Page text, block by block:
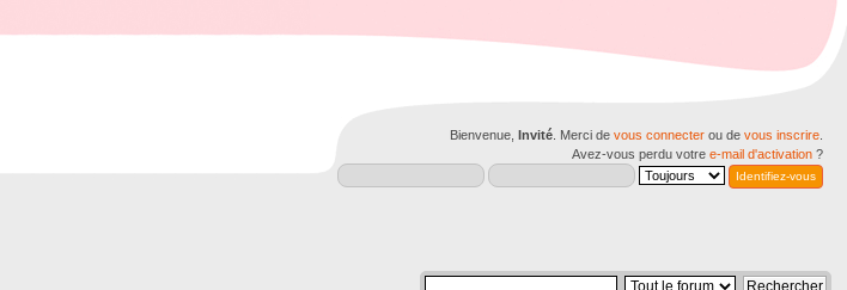
Bienvenue, Invité . Merci de vous connecter ou de vous inscrire
Avez-vous perdu votre e-mail d'activation ?